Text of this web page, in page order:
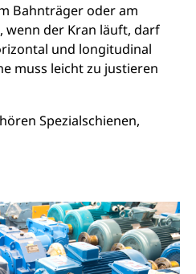
Bahnträger oder am
wenn der Kran läuft, darf
und longitudinal
muss leicht zu justieren
Spezialschienen,
und P-
haben einen relativ
verwenden P-Schienen.